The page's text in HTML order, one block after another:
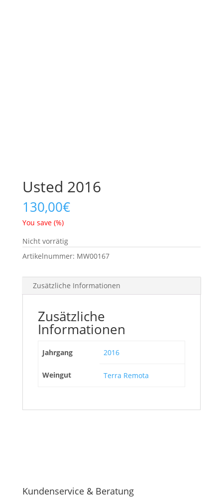
Usted 2016
130,00€
You save (%)
Nicht vorrätig
Artikelnummer: MW00167
Zusätzliche Informationen
Zusätzliche
Informationen
Jahrgang 2016
Weingut Terra Remota
Kundenservice & Beratung